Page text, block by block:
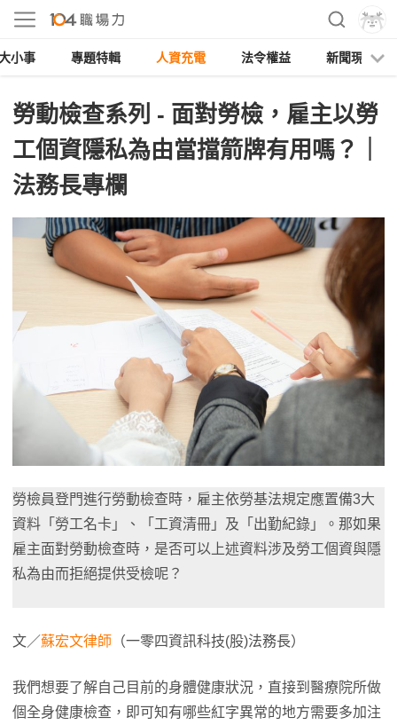
小事 專題特輯 人資充電 法令權益 新聞現場
勞動檢查系列 - 面對勞檢，雇主以勞
工個資隱私為由當擋箭牌有用嗎？｜
法務長專欄
勞檢員登門進行勞動檢查時，雇主依勞基法規定應置備3大
資料「勞工名卡」、「工資清冊」及「出勤紀錄」。那如果
雇主面對勞動檢查時，是否可以上述資料涉及勞工個資與隱
私為由而拒絕提供受檢呢？
文／蘇宏文律師 （一零四資訊科技(股)法務長）
我們想要了解自己目前的身體健康狀況，直接到醫療院所做
個全身健康檢查，即可知有哪些紅字異常的地方需要多加注